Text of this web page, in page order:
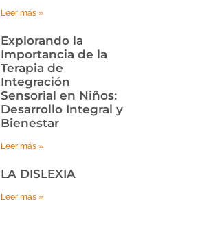
Leer más »
Explorando la
Importancia de la
Terapia de
Integración
Sensorial en Niños:
Desarrollo Integral y
Bienestar
Leer más »
LA DISLEXIA
Leer más »